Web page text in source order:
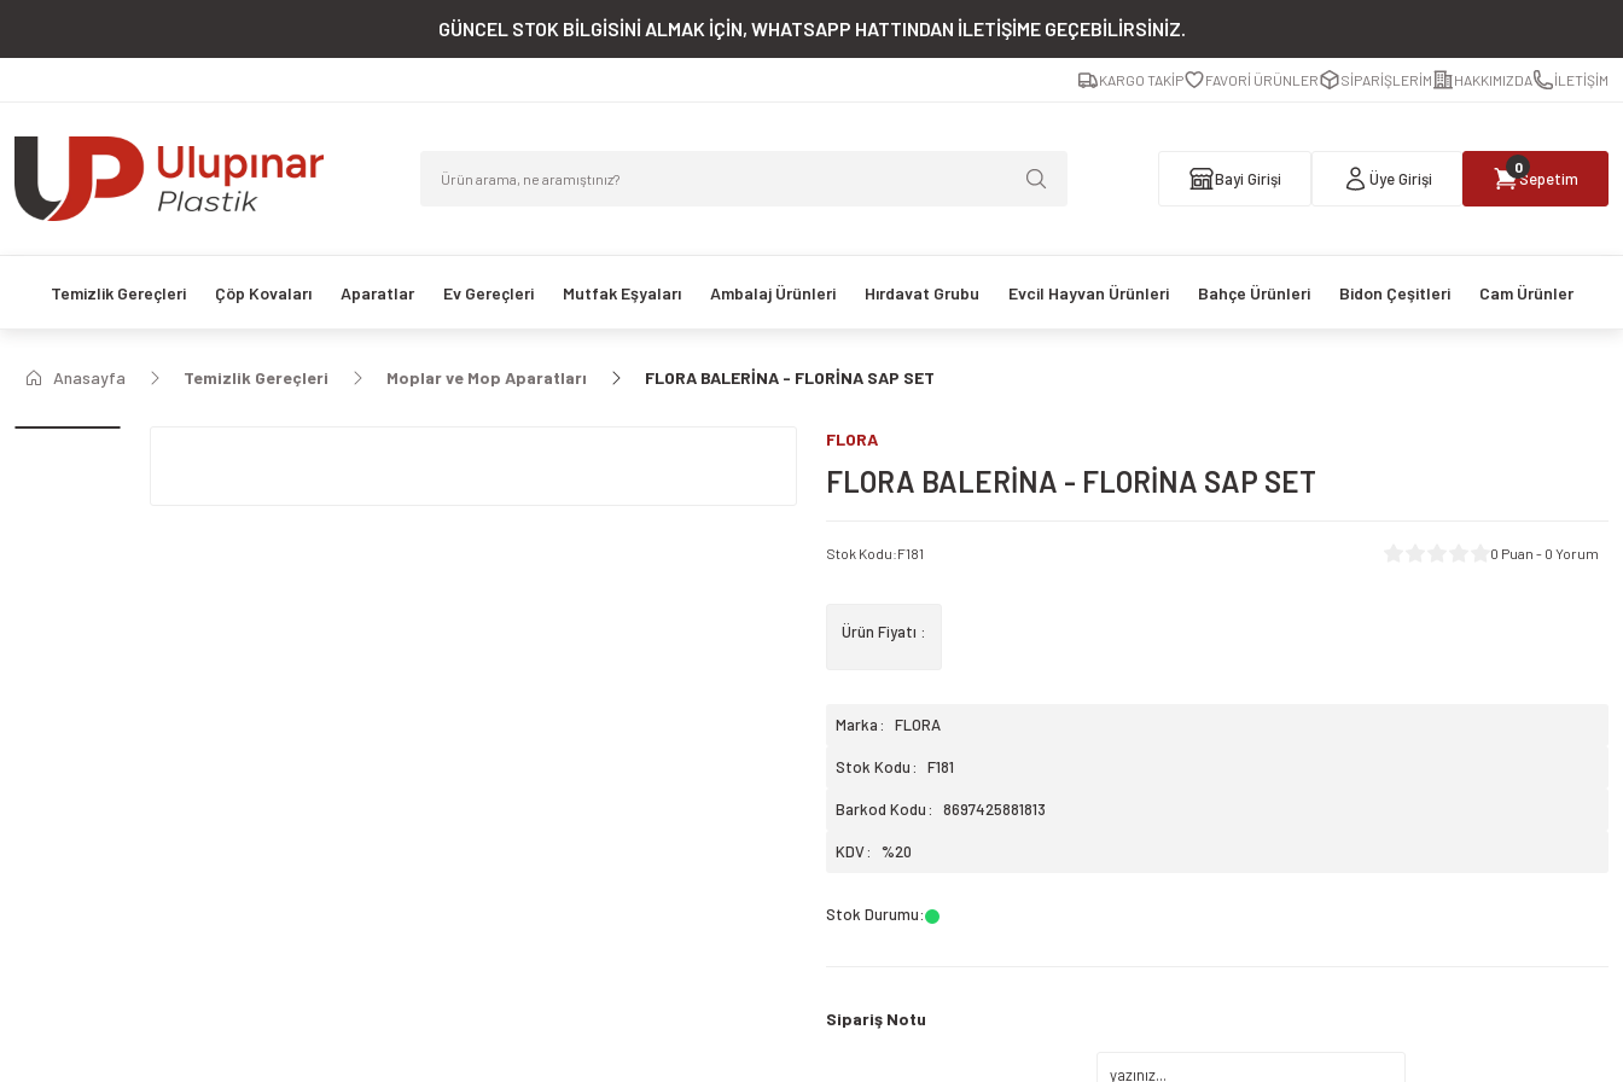
GÜNCEL STOK BİLGİSİNİ ALMAK İÇİN, WHATSAPP HATTINDAN İLETİŞİME GEÇEBİLİRSİNİZ.
KARGO TAKİP FAVORİ ÜRÜNLER SİPARİŞLERİM HAKKIMIZDA İLETİŞİM
Bayi Girişi Üye Girişi
0
Sepetim
Temizlik Gereçleri Çöp Kovaları Aparatlar Ev Gereçleri Mutfak Eşyaları Ambalaj Ürünleri Hırdavat Grubu Evcil Hayvan Ürünleri Bahçe Ürünleri Bidon Çeşitleri Cam Ürünler
Anasayfa Temizlik Gereçleri Moplar ve Mop Aparatları FLORA BALERİNA - FLORİNA SAP SET
FLORA
FLORA BALERİNA - FLORİNA SAP SET
Stok Kodu:F181 0 Puan - 0 Yorum
Ürün Fiyatı :
Marka FLORA
Stok Kodu F181
Barkod Kodu 8697425881813
KDV %20
Stok Durumu:
Sipariş Notu